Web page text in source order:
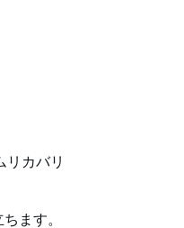
リカバリ
ます。